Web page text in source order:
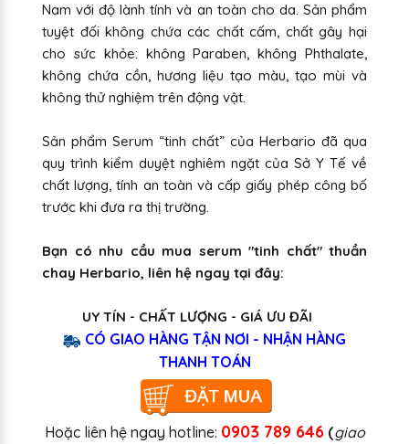
Nam với độ lành tính và an toàn cho da. Sản phẩm
tuyệt đối không chứa các chất cấm, chất gây hại
cho sức khỏe: không Paraben, không Phthalate,
không chứa cồn, hương liệu tạo màu, tạo mùi và
không thử nghiệm trên động vật.
Sản phẩm Serum “tinh chất” của Herbario đã qua
quy trình kiểm duyệt nghiêm ngặt của Sở Y Tế về
chất lượng, tính an toàn và cấp giấy phép công bố
trước khi đưa ra thị trường.
Bạn có nhu cầu mua serum "tinh chất" thuần
chay Herbario, liên hệ ngay tại đây:
UY TÍN - CHẤT LƯỢNG - GIÁ ƯU ĐÃI
CÓ GIAO HÀNG TẬN NƠI - NHẬN HÀNG
THANH TOÁN
Hoặc liên hệ ngay hotline: 0903 789 646(giao